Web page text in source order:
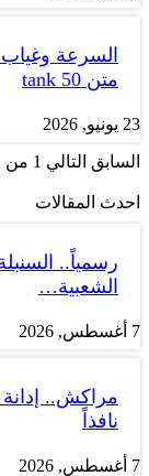
السرعة
متن tank 50
23 يونيو, 2026
السابق التالي 1 من 532
احدث المقالات
رسمياً..
الشعبية…
7 أغسطس, 2026
نافذاً
7 أغسطس, 2026